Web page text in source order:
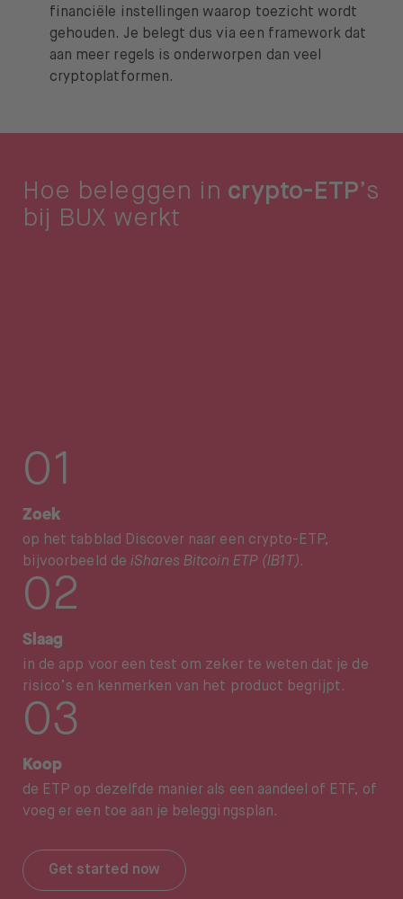
financiële instellingen waarop toezicht wordt
gehouden. Je belegt dus via een framework dat
aan meer regels is onderworpen dan veel
cryptoplatformen.
Hoe beleggen in crypto-ETP’s
bij BUX werkt
Zoek
op het tabblad Discover naar een crypto-ETP,
bijvoorbeeld de iShares Bitcoin ETP (IB1T).
Slaag
in de app voor een test om zeker te weten dat je de
risico’s en kenmerken van het product begrijpt.
Koop
de ETP op dezelfde manier als een aandeel of ETF, of
voeg er een toe aan je beleggingsplan.
Get started now